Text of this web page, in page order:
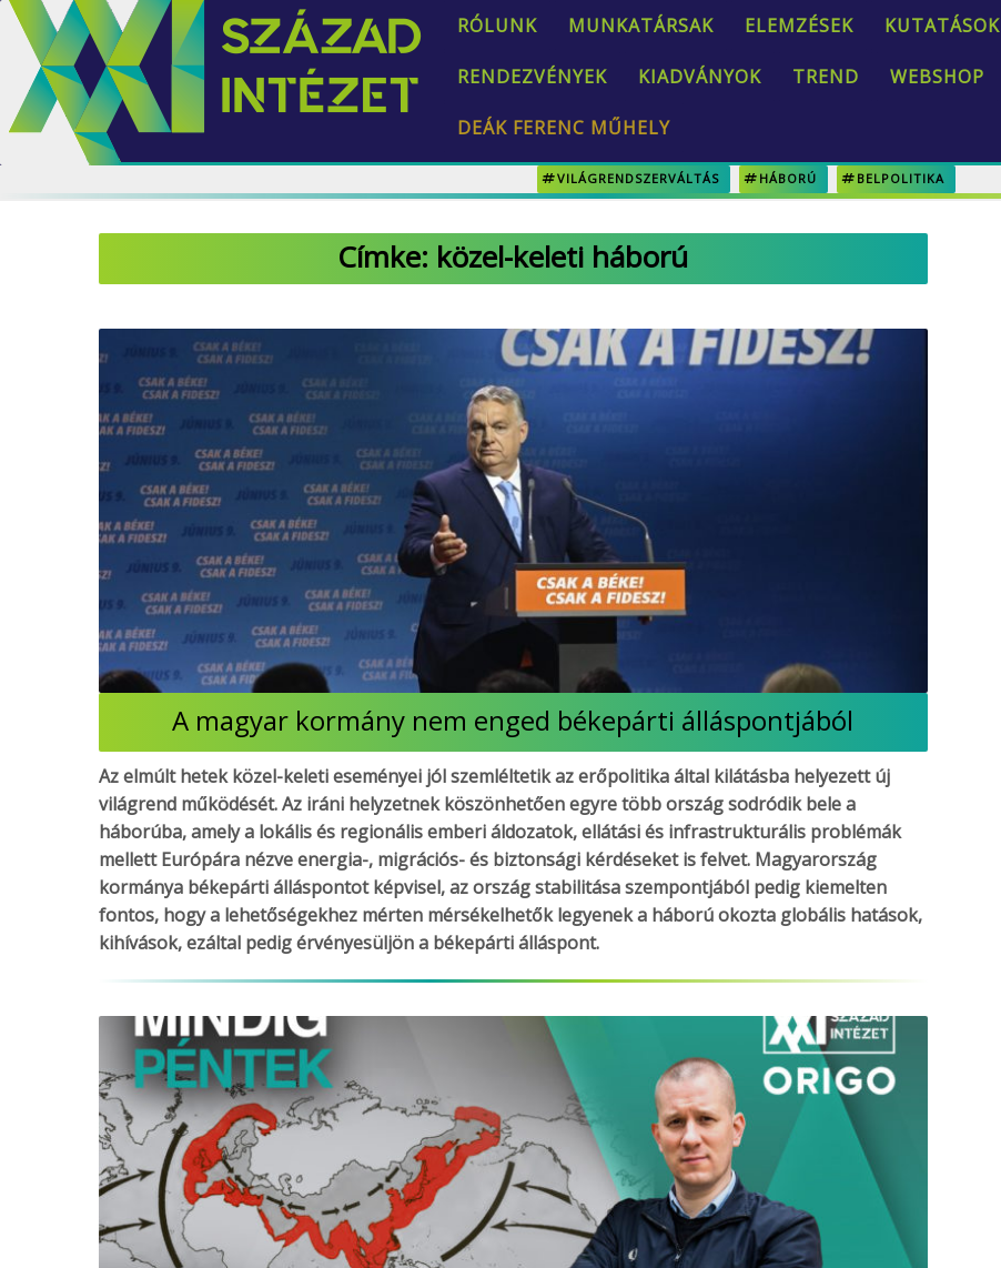
RÓLUNK MUNKATÁRSAK ELEMZÉSEK KUTATÁSOK
RENDEZVÉNYEK KIADVÁNYOK TREND WEBSHOP
DEÁK FERENC MŰHELY
VILÁGRENDSZERVÁLTÁS HÁBORÚ BELPOLITIKA
Címke: közel-keleti háború
A magyar kormány nem enged békepárti álláspontjából
Az elmúlt hetek közel-keleti eseményei jól szemléltetik az erőpolitika által kilátásba helyezett új
világrend működését. Az iráni helyzetnek köszönhetően egyre több ország sodródik bele a
háborúba, amely a lokális és regionális emberi áldozatok, ellátási és infrastrukturális problémák
mellett Európára nézve energia-, migrációs- és biztonsági kérdéseket is felvet. Magyarország
kormánya békepárti álláspontot képvisel, az ország stabilitása szempontjából pedig kiemelten
fontos, hogy a lehetőségekhez mérten mérsékelhetők legyenek a háború okozta globális hatások,
kihívások, ezáltal pedig érvényesüljön a békepárti álláspont.